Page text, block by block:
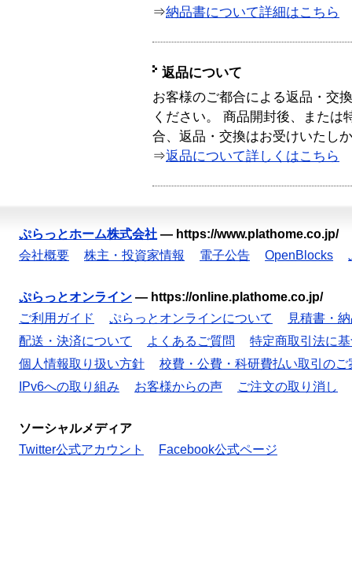
⇒納品書について詳細はこちら
返品について
お客様のご都合による返品・交
ください。 商品開封後、または
合、返品・交換はお受けいたし
⇒返品について詳しくはこちら
ぷらっとホーム株式会社 — https://www.plathome.co.jp/
会社概要
株主・投資家情報 電子公告 OpenBlocks
ぷらっとオンライン — https://online.plathome.co.jp/
ご利用ガイド
ぷらっとオンラインについて
見積書・
配送・決済について
よくあるご質問
特定商取引法に
個人情報取り扱い方針
校費・公費・科研費払い取引のご
IPv6への取り組み
お客様からの声 ご注文の取り消し
ソーシャルメディア
Twitter公式アカウント
Facebook公式ページ